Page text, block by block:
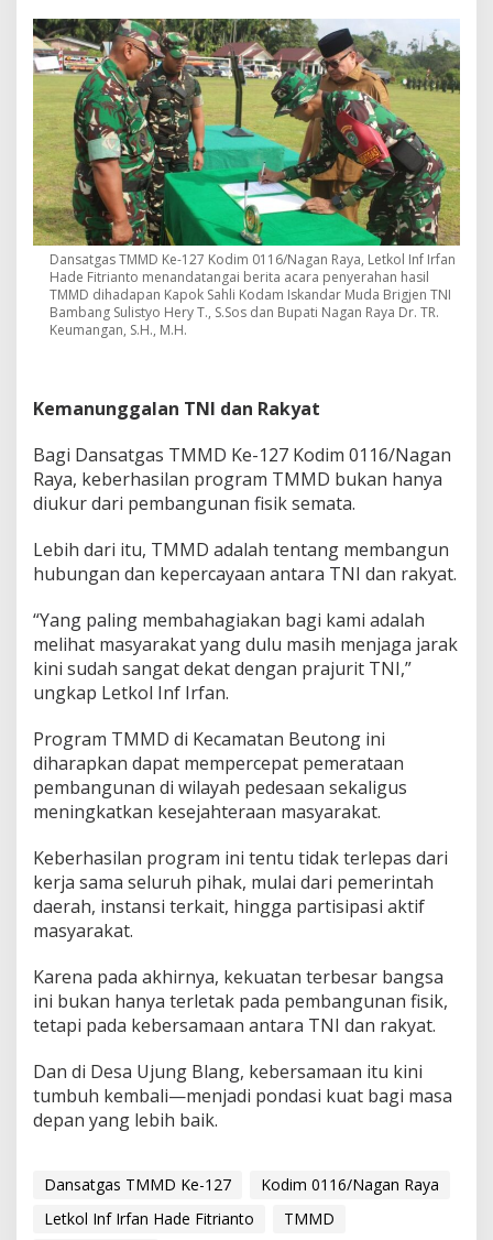
Dansatgas TMMD Ke-127 Kodim 0116/Nagan Raya, Letkol Inf Irfan
Hade Fitrianto menandatangai berita acara penyerahan hasil
TMMD dihadapan Kapok Sahli Kodam Iskandar Muda Brigjen TNI
Bambang Sulistyo Hery T., S.Sos dan Bupati Nagan Raya Dr. TR.
Keumangan, S.H., M.H.
Kemanunggalan TNI dan Rakyat
Bagi Dansatgas TMMD Ke-127 Kodim 0116/Nagan
Raya, keberhasilan program TMMD bukan hanya
diukur dari pembangunan fisik semata.
Lebih dari itu, TMMD adalah tentang membangun
hubungan dan kepercayaan antara TNI dan rakyat.
“Yang paling membahagiakan bagi kami adalah
melihat masyarakat yang dulu masih menjaga jarak
kini sudah sangat dekat dengan prajurit TNI,”
ungkap Letkol Inf Irfan.
Program TMMD di Kecamatan Beutong ini
diharapkan dapat mempercepat pemerataan
pembangunan di wilayah pedesaan sekaligus
meningkatkan kesejahteraan masyarakat.
Keberhasilan program ini tentu tidak terlepas dari
kerja sama seluruh pihak, mulai dari pemerintah
daerah, instansi terkait, hingga partisipasi aktif
masyarakat.
Karena pada akhirnya, kekuatan terbesar bangsa
ini bukan hanya terletak pada pembangunan fisik,
tetapi pada kebersamaan antara TNI dan rakyat.
Dan di Desa Ujung Blang, kebersamaan itu kini
tumbuh kembali—menjadi pondasi kuat bagi masa
depan yang lebih baik.
Dansatgas TMMD Ke-127
Kodim 0116/Nagan Raya
Letkol Inf Irfan Hade Fitrianto
TMMD